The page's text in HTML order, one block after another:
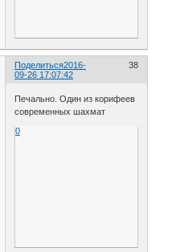
Поделиться 38
2016-
09-26 17:07:42
Печально. Один из корифеев
современных шахмат
0